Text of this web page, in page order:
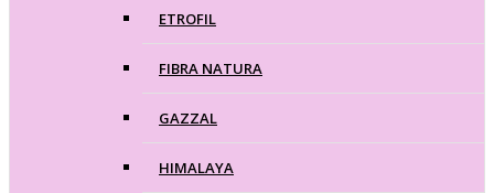
ETROFIL
FIBRA NATURA
GAZZAL
HIMALAYA